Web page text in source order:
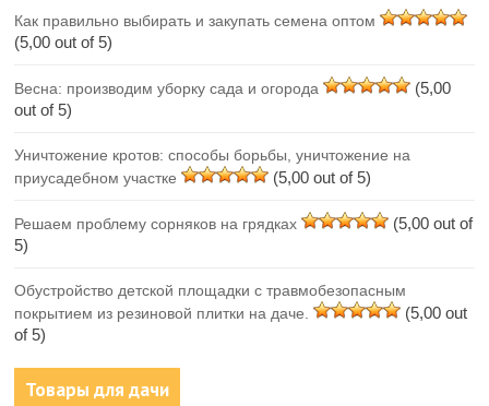
Как правильно выбирать и закупать семена оптом
(5,00 out of 5)
Весна: производим уборку сада и огорода
(5,00
out of 5)
Уничтожение кротов: способы борьбы, уничтожение на
приусадебном участке
(5,00 out of 5)
Решаем проблему сорняков на грядках
(5,00 out of
5)
Обустройство детской площадки с травмобезопасным
покрытием из резиновой плитки на даче.
(5,00 out
of 5)
Товары для дачи